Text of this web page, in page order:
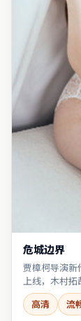
危城边界
贾樟柯导演新
上线，木村拓
高清
流